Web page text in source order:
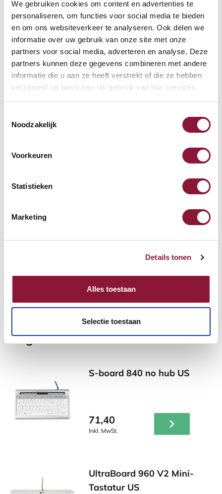
We gebruiken cookies om content en advertenties te
personaliseren, om functies voor social media te bieden
en om ons websiteverkeer te analyseren. Ook delen we
informatie over uw gebruik van onze site met onze
partners voor social media, adverteren en analyse. Deze
partners kunnen deze gegevens combineren met andere
informatie die u aan ze heeft verstrekt of die ze hebben
verzameld op basis van uw gebruik van hun services.
Noodzakelijk
Voorkeuren
Statistieken
Marketing
Details tonen
Alles toestaan
Selectie toestaan
Evoluent 4 vertikale Maus
rechtshändig verkabelt grau
silber
118,99 90,62
Inkl. MwSt.
Tastatur Handgelenkstütze
schwarz
Andere Produkte, die für Sie
möglicherweise interessant sind!
S-board 840 no hub US
71,40
Inkl. MwSt.
UltraBoard 960 V2 Mini-
Tastatur US